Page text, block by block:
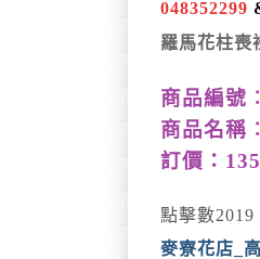
048352299
羅馬花柱喪
商品編號
商品名稱
訂價：
點擊數2019
麥寮花店_